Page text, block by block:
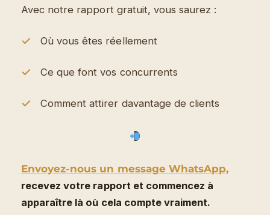
Avec notre rapport gratuit, vous saurez :
Où vous êtes réellement
Ce que font vos concurrents
Comment attirer davantage de clients
Envoyez-nous un message WhatsApp,
recevez votre rapport et commencez à
apparaître là où cela compte vraiment.